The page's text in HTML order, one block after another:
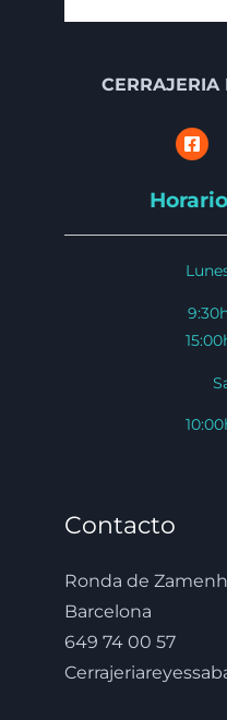
CERRAJERIA
Contacto
Ronda de
Barcelona
649 74 00 57